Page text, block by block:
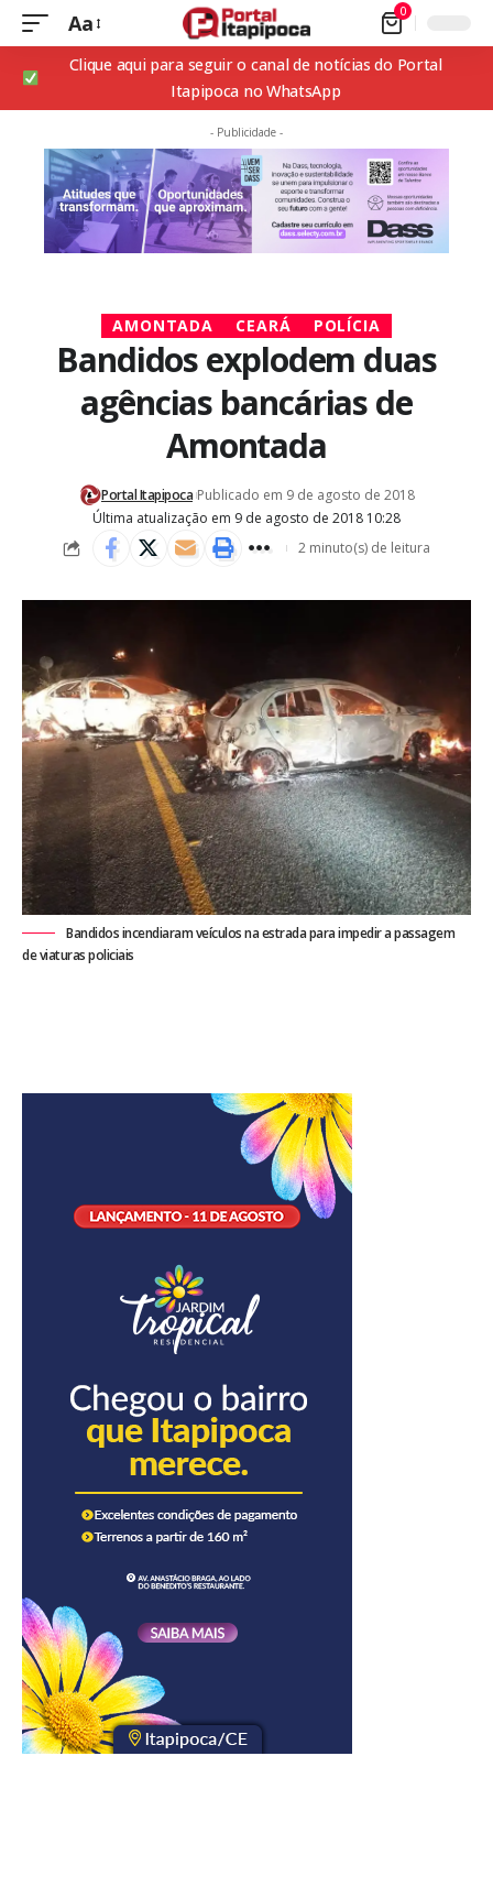
Aa 0
Clique aqui para seguir o canal de notícias do Portal
Itapipoca no WhatsApp
- Publicidade -
AMONTADA CEARÁ POLÍCIA
Bandidos explodem duas
agências bancárias de
Amontada
Última atualização em 9 de agosto de 2018 10:28
Portal Itapipoca Publicado em 9 de agosto de 2018
2 minuto(s) de leitura
Bandidos incendiaram veículos na estrada para impedir a passagem
de viaturas policiais